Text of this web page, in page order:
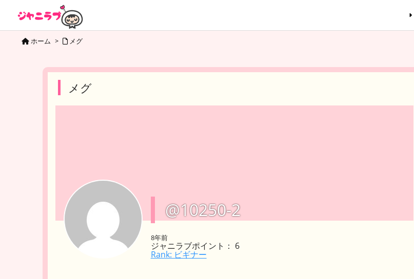
ホーム > メグ
メグ
@10250-2
8年前
ジャニラブポイント： 6
Rank: ビギナー